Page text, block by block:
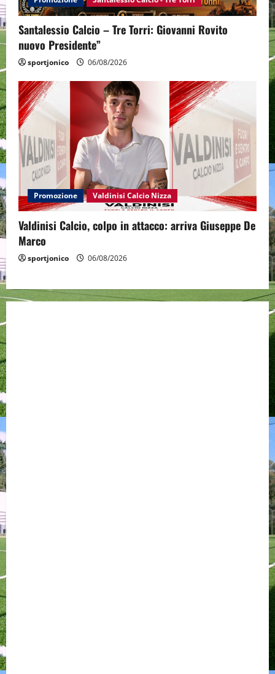
Santalessio Calcio – Tre Torri: Giovanni Rovito
nuovo Presidente”
sportjonico 06/08/2026
Promozione Valdinisi Calcio Nizza
Valdinisi Calcio, colpo in attacco: arriva Giuseppe De
Marco
sportjonico 06/08/2026